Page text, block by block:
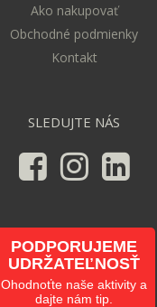
Ako nakupovať
Obchodné podmienky
Kontakt
SLEDUJTE NÁS
PODPORUJEME
UDRŽATEĽNOSŤ
Ohodnoťte naše aktivity a
dajte nám tip.